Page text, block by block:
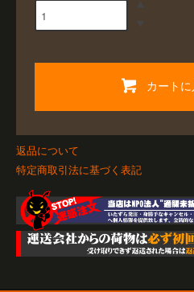
カート
返品について
特定商取引法に基づく表記